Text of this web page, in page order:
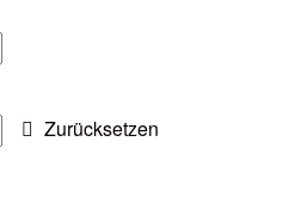
Zurücksetzen